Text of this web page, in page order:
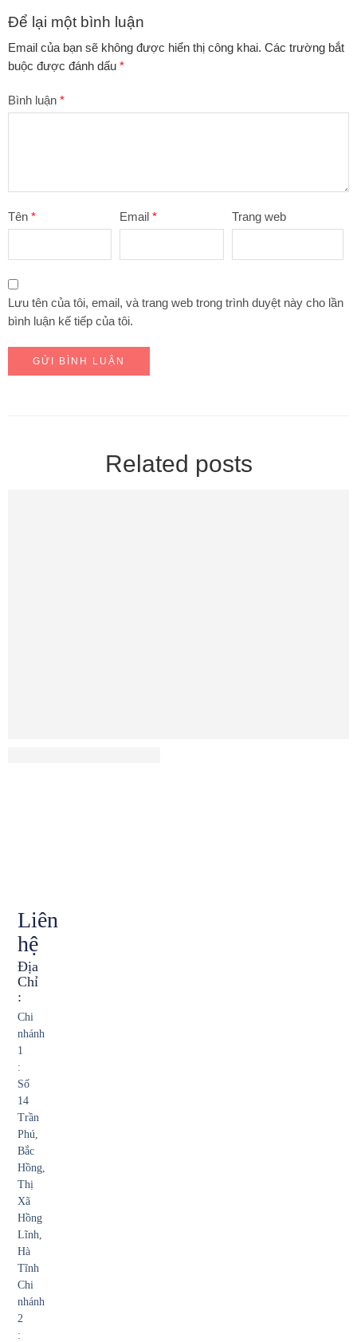
Để lại một bình luận
Email của bạn sẽ không được hiển thị công khai. Các trường bắt
buộc được đánh dấu *
Bình luận *
Tên * Email* Trang web
Lưu tên của tôi, email, và trang web trong trình duyệt này cho lần
bình luận kế tiếp của tôi.
Related posts
Liên
hệ
Địa
Chỉ
:
Chi
nhánh
1
:
Số
14
Trần
Phú,
Bắc
Hồng,
Thị
Xã
Hồng
Lĩnh,
Hà
Tĩnh
Chi
nhánh
2
: